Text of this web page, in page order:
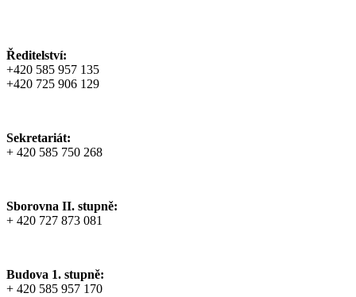
Ředitelství:
+420 585 957 135
+420 725 906 129
Sekretariát:
+ 420 585 750 268
Sborovna II. stupně:
+ 420 727 873 081
Budova 1. stupně:
+ 420 585 957 170